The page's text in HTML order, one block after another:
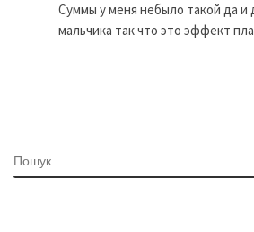
Суммы у меня небыло такой да и
мальчика так что это эффект
ПОШУК